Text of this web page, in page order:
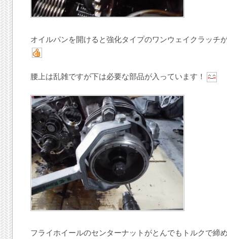
オイルパンを開けると強化タイプのワンウェイクラッチ
腰上は乱雑ですが下は必要な部品が入っています！
フライホイールのセンターナットがとんでもトルクで締